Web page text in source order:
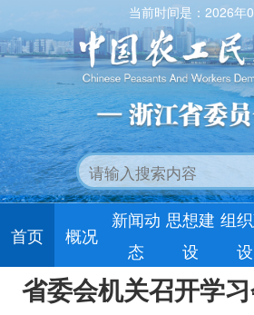
当前时间是：2026年
首页 概况
新闻动
态
思想建
设
组
设
省委会机关召开学